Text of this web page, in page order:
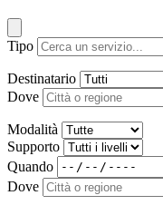
Tipo
Destinatario
Dove
Modalità
Supporto
Quando
Dove